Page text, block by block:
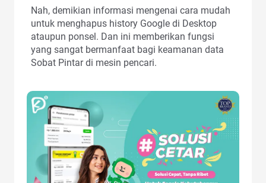
Nah, demikian informasi mengenai cara mudah
untuk menghapus history Google di Desktop
ataupun ponsel. Dan ini memberikan fungsi
yang sangat bermanfaat bagi keamanan data
Sobat Pintar di mesin pencari.